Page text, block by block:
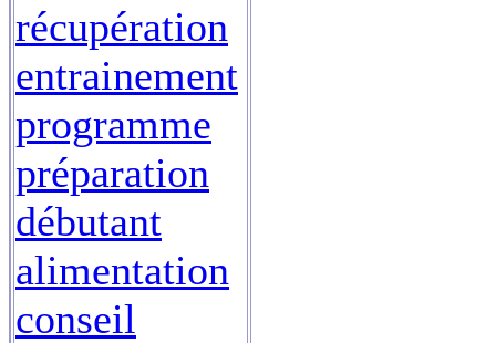
récupération
entrainement
programme
préparation
débutant
alimentation
conseil